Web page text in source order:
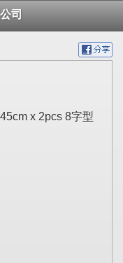
司
x 2pcs 8字型